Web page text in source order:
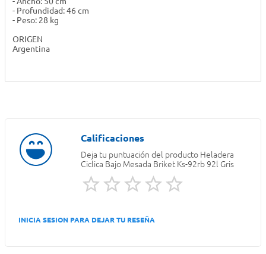
- Profundidad: 46 cm
- Peso: 28 kg
ORIGEN
Argentina
Deja tu puntuación del producto Heladera
Ciclica Bajo Mesada Briket Ks-92rb 92l Gris
INICIA SESION PARA DEJAR TU RESEÑA